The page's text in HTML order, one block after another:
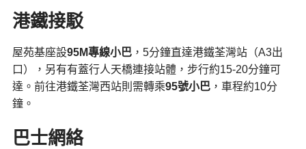
港鐵接駁
屋苑基座設95M專線小巴，5分鐘直達港鐵荃灣站（A3出
口），另有有蓋行人天橋連接站體，步行約15-20分鐘可
達。前往港鐵荃灣西站則需轉乘95號小巴，車程約10分
鐘。
巴士網絡